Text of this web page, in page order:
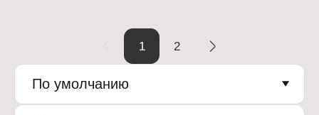
1 2
По умолчанию